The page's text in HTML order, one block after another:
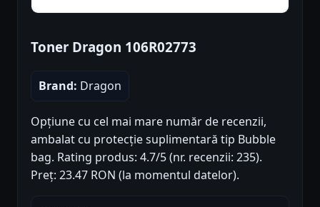
Toner Dragon 106R02773
Brand: Dragon
Opțiune cu cel mai mare număr de recenzii,
ambalat cu protecție suplimentară tip Bubble
bag. Rating produs: 4.7/5 (nr. recenzii: 235).
Preț: 23.47 RON (la momentul datelor).